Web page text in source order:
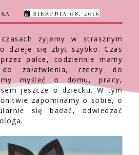
SIERPNIA 08, 2016
żyjemy w strasznym
dzieje się zbyt szybko. Czas
palce, codziennie mamy
załatwienia, rzeczy do
myśleć o domu, pracy,
jeszcze o dziecku. W tym
zapominamy o sobie, o
się badać, odwiedzać